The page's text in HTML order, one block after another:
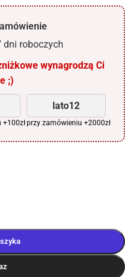
dni roboczych
wynagrodzą Ci
;)
lato12
przy zamówieniu +2000zł